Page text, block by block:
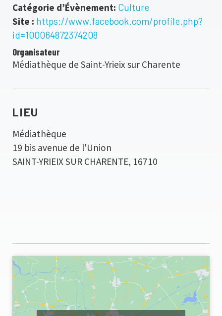
Catégorie d’Évènement: Culture
Site : https://www.facebook.com/profile.php?
id=100064872374208
Organisateur
Médiathèque de Saint-Yrieix sur Charente
LIEU
Médiathèque
19 bis avenue de l'Union
SAINT-YRIEIX SUR CHARENTE, 16710